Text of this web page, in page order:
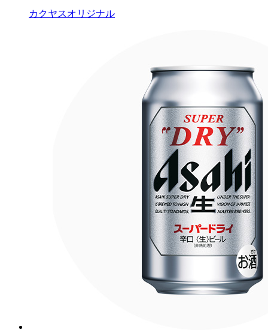
カクヤスオリジナル